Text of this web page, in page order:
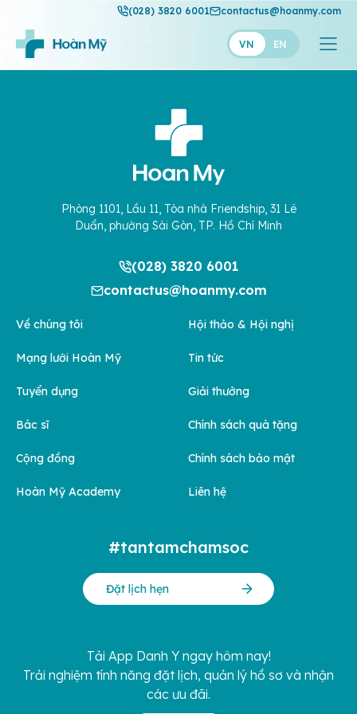
(028) 3820 6001 contactus@hoanmy.com
VN EN
Hoàn Mỹ Gold
Hạnh Phúc
Phòng 1101, Lầu 11, Tòa nhà Friendship, 31 Lê
Duẩn, phường Sài Gòn, TP. Hồ Chí Minh
(028) 3820 6001
contactus@hoanmy.com
Về chúng tôi
Mạng lưới Hoàn Mỹ
Tuyển dụng
Bác sĩ
Cộng đồng
Hoàn Mỹ Academy
Hội thảo & Hội nghị
Tin tức
Giải thưởng
Chính sách quà tặng
Chính sách bảo mật
Liên hệ
#tantamchamsoc
Đặt lịch hẹn
Tải App Danh Y ngay hôm nay!
Trải nghiệm tính năng đặt lịch, quản lý hồ sơ và nhận
các ưu đãi.